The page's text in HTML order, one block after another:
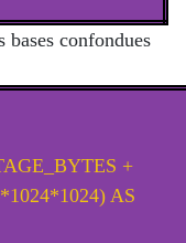
confondues
+
AS